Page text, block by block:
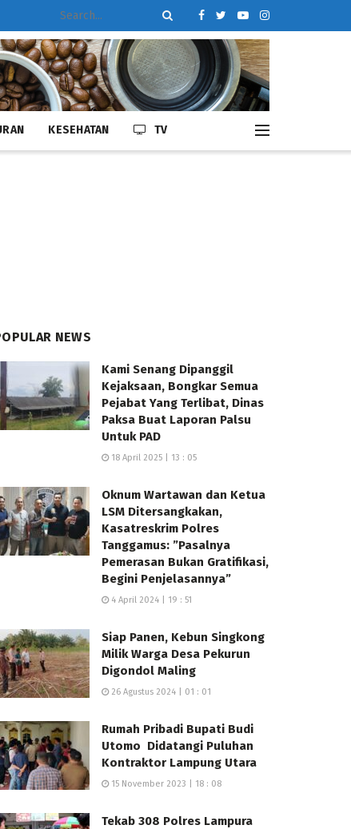
KESEHATAN TV
NEWS
Kami Senang Dipanggil
Kejaksaan, Bongkar Semua
Pejabat Yang Terlibat, Dinas
Paksa Buat Laporan Palsu
Untuk PAD
18 April 2025 | 13 : 05
Oknum Wartawan dan Ketua
LSM Ditersangkakan,
Kasatreskrim Polres
Tanggamus: ”Pasalnya
Pemerasan Bukan Gratifikasi,
Begini Penjelasannya”
4 April 2024 | 19 : 51
Siap Panen, Kebun Singkong
Milik Warga Desa Pekurun
Digondol Maling
26 Agustus 2024 | 01 : 01
Rumah Pribadi Bupati Budi
Utomo Didatangi Puluhan
Kontraktor Lampung Utara
15 November 2023 | 18 : 08
Tekab 308 Polres Lampura